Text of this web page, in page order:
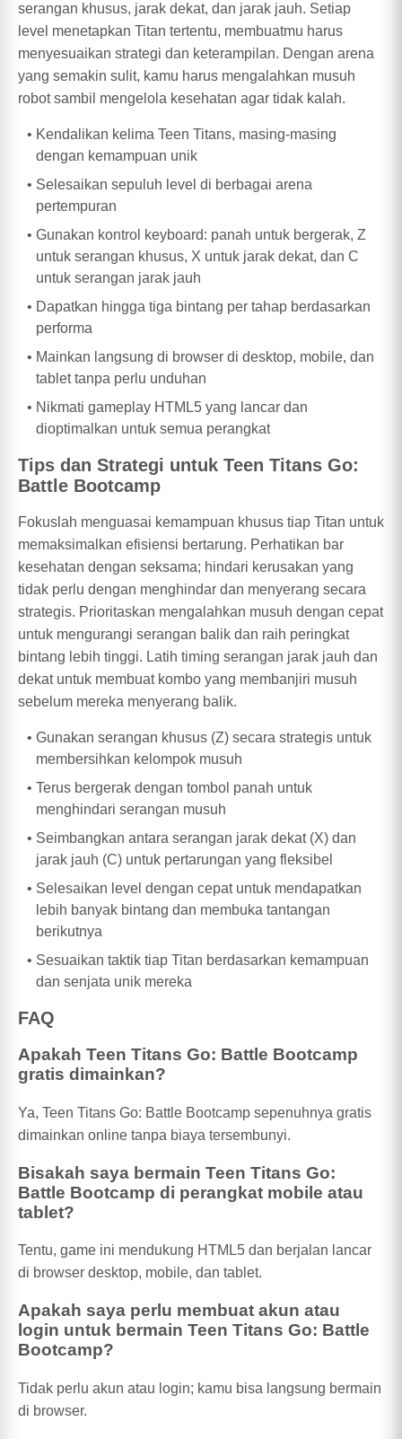
serangan khusus, jarak dekat, dan jarak jauh. Setiap
level menetapkan Titan tertentu, membuatmu harus
menyesuaikan strategi dan keterampilan. Dengan arena
yang semakin sulit, kamu harus mengalahkan musuh
robot sambil mengelola kesehatan agar tidak kalah.
Kendalikan kelima Teen Titans, masing-masing
dengan kemampuan unik
Selesaikan sepuluh level di berbagai arena
pertempuran
Gunakan kontrol keyboard: panah untuk bergerak, Z
untuk serangan khusus, X untuk jarak dekat, dan C
untuk serangan jarak jauh
Dapatkan hingga tiga bintang per tahap berdasarkan
performa
Mainkan langsung di browser di desktop, mobile, dan
tablet tanpa perlu unduhan
Nikmati gameplay HTML5 yang lancar dan
dioptimalkan untuk semua perangkat
Tips dan Strategi untuk Teen Titans Go:
Battle Bootcamp
Fokuslah menguasai kemampuan khusus tiap Titan untuk
memaksimalkan efisiensi bertarung. Perhatikan bar
kesehatan dengan seksama; hindari kerusakan yang
tidak perlu dengan menghindar dan menyerang secara
strategis. Prioritaskan mengalahkan musuh dengan cepat
untuk mengurangi serangan balik dan raih peringkat
bintang lebih tinggi. Latih timing serangan jarak jauh dan
dekat untuk membuat kombo yang membanjiri musuh
sebelum mereka menyerang balik.
Gunakan serangan khusus (Z) secara strategis untuk
membersihkan kelompok musuh
Terus bergerak dengan tombol panah untuk
menghindari serangan musuh
Seimbangkan antara serangan jarak dekat (X) dan
jarak jauh (C) untuk pertarungan yang fleksibel
Selesaikan level dengan cepat untuk mendapatkan
lebih banyak bintang dan membuka tantangan
berikutnya
Sesuaikan taktik tiap Titan berdasarkan kemampuan
dan senjata unik mereka
FAQ
Apakah Teen Titans Go: Battle Bootcamp
gratis dimainkan?
Ya, Teen Titans Go: Battle Bootcamp sepenuhnya gratis
dimainkan online tanpa biaya tersembunyi.
Bisakah saya bermain Teen Titans Go:
Battle Bootcamp di perangkat mobile atau
tablet?
Tentu, game ini mendukung HTML5 dan berjalan lancar
di browser desktop, mobile, dan tablet.
Apakah saya perlu membuat akun atau
login untuk bermain Teen Titans Go: Battle
Bootcamp?
Tidak perlu akun atau login; kamu bisa langsung bermain
di browser.